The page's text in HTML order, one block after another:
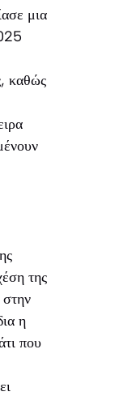
μια
καθώς
της
η
που